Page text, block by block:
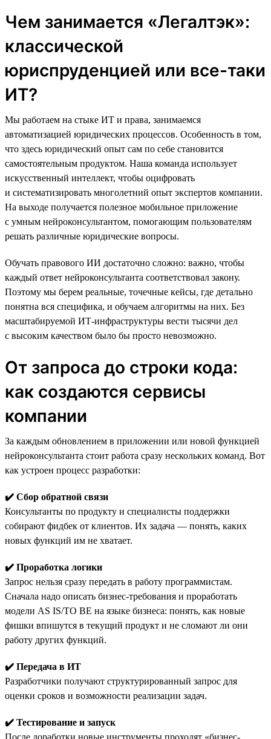
Чем занимается «Легалтэк»:
классической
юриспруденцией или все-таки
ИТ?
Мы работаем на стыке ИТ и права, занимаемся
автоматизацией юридических процессов. Особенность в том,
что здесь юридический опыт сам по себе становится
самостоятельным продуктом. Наша команда использует
искусственный интеллект, чтобы оцифровать
и систематизировать многолетний опыт экспертов компании.
На выходе получается полезное мобильное приложение
с умным нейроконсультантом, помогающим пользователям
решать различные юридические вопросы.
Обучать правового ИИ достаточно сложно: важно, чтобы
каждый ответ нейроконсультанта соответствовал закону.
Поэтому мы берем реальные, точечные кейсы, где детально
понятна вся специфика, и обучаем алгоритмы на них. Без
масштабируемой ИТ-инфраструктуры вести тысячи дел
с высоким качеством было бы просто невозможно.
От запроса до строки кода:
как создаются сервисы
компании
За каждым обновлением в приложении или новой функцией
нейроконсультанта стоит работа сразу нескольких команд. Вот
как устроен процесс разработки:
✔️ Сбор обратной связи
Консультанты по продукту и специалисты поддержки
собирают фидбек от клиентов. Их задача — понять, каких
новых функций им не хватает.
✔️ Проработка логики
Запрос нельзя сразу передать в работу программистам.
Сначала надо описать бизнес-требования и проработать
модели AS IS/TO BE на языке бизнеса: понять, как новые
фишки впишутся в текущий продукт и не сломают ли они
работу других функций.
✔️ Передача в ИТ
Разработчики получают структурированный запрос для
оценки сроков и возможности реализации задач.
✔️ Тестирование и запуск
После доработки новые инструменты проходят «бизнес-